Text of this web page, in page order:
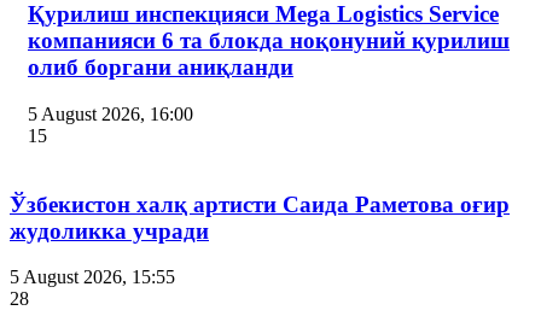
Қурилиш инспекцияси Мega Logistics Service
компанияси 6 та блокда ноқонуний қурилиш
олиб боргани аниқланди
5 August 2026, 16:00
15
Ўзбекистон халқ артисти Саида Раметова оғир
жудоликка учради
5 August 2026, 15:55
28